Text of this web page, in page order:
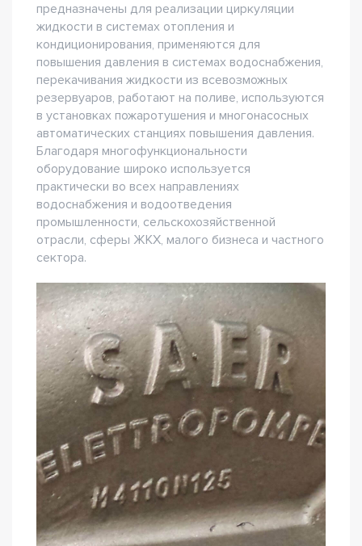
предназначены для реализации циркуляции
жидкости в системах отопления и
кондиционирования, применяются для
повышения давления в системах водоснабжения,
перекачивания жидкости из всевозможных
резервуаров, работают на поливе, используются
в установках пожаротушения и многонасосных
автоматических станциях повышения давления.
Благодаря многофункциональности
оборудование широко используется
практически во всех направлениях
водоснабжения и водоотведения
промышленности, сельскохозяйственной
отрасли, сферы ЖКХ, малого бизнеса и частного
сектора.